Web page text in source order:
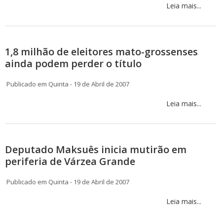
Leia mais...
1,8 milhão de eleitores mato-grossenses
ainda podem perder o título
Publicado em Quinta - 19 de Abril de 2007
Leia mais...
Deputado Maksuês inicia mutirão em
periferia de Várzea Grande
Publicado em Quinta - 19 de Abril de 2007
Leia mais...